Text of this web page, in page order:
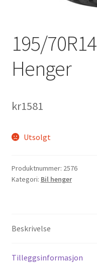
195/
Henger
kr1581
Utsolgt
Produktnummer: 2576
Kategori: Bil henger
Beskrivelse
Tilleggsinformasjon